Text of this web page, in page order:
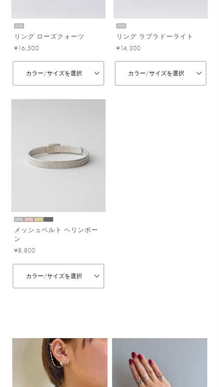
リング ローズクォーツ
¥16,500
カラー/サイズを選択
リング ラブラドーライト
¥14,300
カラー/サイズを選択
メッシュベルト ヘリンボー
ン
¥8,800
カラー/サイズを選択